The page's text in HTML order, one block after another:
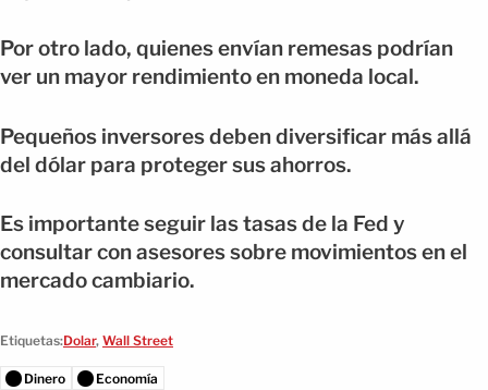
Por otro lado, quienes envían remesas podrían
ver un mayor rendimiento en moneda local.
Pequeños inversores deben diversificar más allá
del dólar para proteger sus ahorros.
Es importante seguir las tasas de la Fed y
consultar con asesores sobre movimientos en el
mercado cambiario.
Etiquetas:Dolar, Wall Street
Dinero Economía